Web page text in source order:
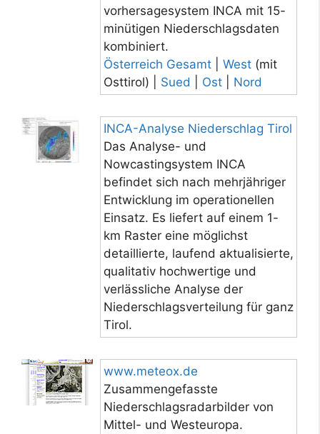
vorhersagesystem INCA mit 15-
minütigen Niederschlagsdaten
kombiniert.
Österreich Gesamt
West (mit
Osttirol) | Sued Ost Nord
INCA-Analyse Niederschlag Tirol
Das Analyse- und
Nowcastingsystem INCA
befindet sich nach mehrjähriger
Entwicklung im operationellen
Einsatz. Es liefert auf einem 1-
km Raster eine möglichst
detaillierte, laufend aktualisierte,
qualitativ hochwertige und
verlässliche Analyse der
Niederschlagsverteilung für ganz
Tirol.
www.meteox.de
Zusammengefasste
Niederschlagsradarbilder von
Mittel- und Westeuropa.